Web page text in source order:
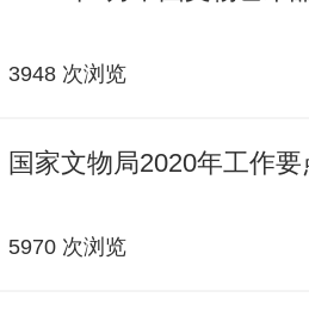
3948 次浏览
国家文物局2020年工作要
5970 次浏览